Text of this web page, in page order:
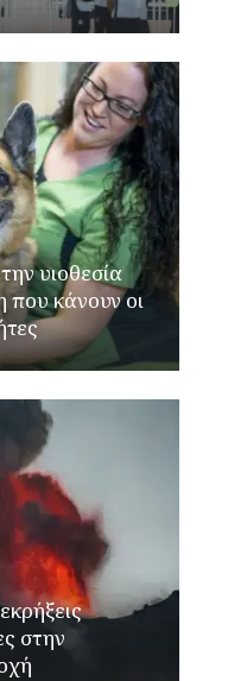
υιοθεσία
κάνουν οι
στην